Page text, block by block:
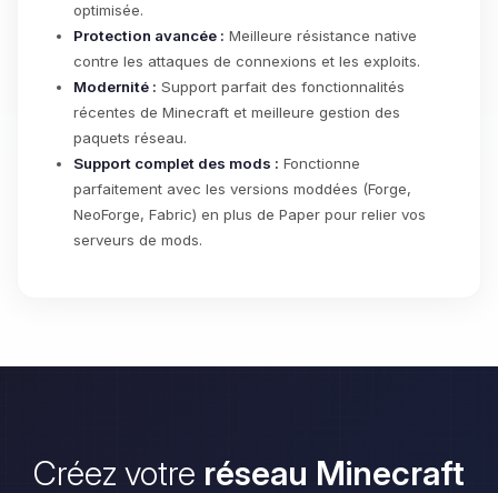
optimisée.
Protection avancée : Meilleure résistance native
contre les attaques de connexions et les exploits.
Modernité : Support parfait des fonctionnalités
récentes de Minecraft et meilleure gestion des
paquets réseau.
Support complet des mods : Fonctionne
parfaitement avec les versions moddées (Forge,
NeoForge, Fabric) en plus de Paper pour relier vos
serveurs de mods.
Créez votre réseau Minecraft